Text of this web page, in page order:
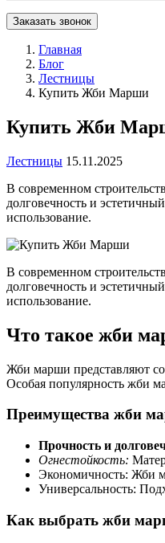
Заказать звонок
Главная
Блог
Лестницы
Купить Жби Марши
Купить Жби
Лестницы 15.11.2025
В современном
долговечность и
использование.
В современном
долговечность и
использование.
Что такое жби
Жби марши представляют
Особая популярность жби
Преимущества жби
Прочность и
Огнестойкость:
Экономичность: Жби
Универсальность:
Как выбрать жби